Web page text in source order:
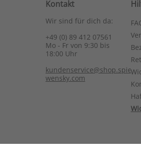
Kontakt
Wir sind für dich da:
+49 (0) 89 412 07561
Mo - Fr von 9:30 bis
18:00 Uhr
kundenservice@shop.spieth-
wensky.com